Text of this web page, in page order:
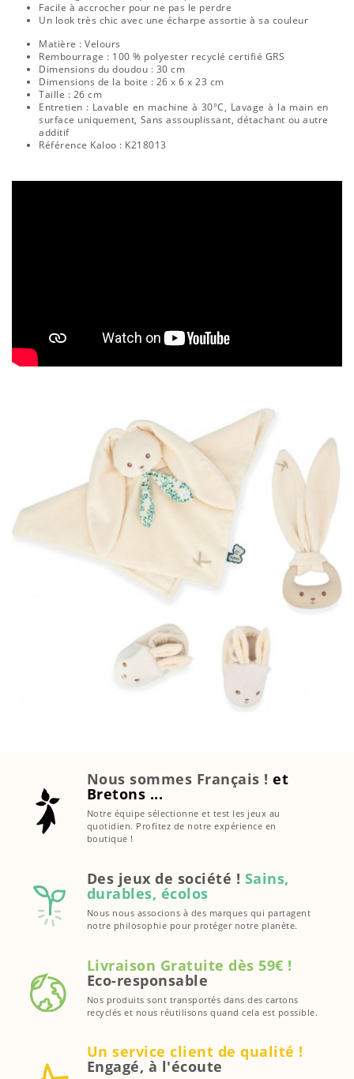
Facile à accrocher pour ne pas le perdre
Un look très chic avec une écharpe assortie à sa couleur
Matière : Velours
Rembourrage : 100 % polyester recyclé certifié GRS
Dimensions du doudou : 30 cm
Dimensions de la boite : 26 x 6 x 23 cm
Taille : 26 cm
Entretien : Lavable en machine à 30°C, Lavage à la main en
surface uniquement, Sans assouplissant, détachant ou autre
additif
Référence Kaloo : K218013
Nous sommes Français !et
Bretons ...
Notre équipe sélectionne et test les jeux au
quotidien. Profitez de notre expérience en
boutique !
Des jeux de société ! Sains,
durables, écolos
Nous nous associons à des marques qui partagent
notre philosophie pour protéger notre planète.
Livraison Gratuite dès 59€ !
Eco-responsable
Nos produits sont transportés dans des cartons
recyclés et nous réutilisons quand cela est possible.
Un service client de qualité !
Engagé, à l'écoute